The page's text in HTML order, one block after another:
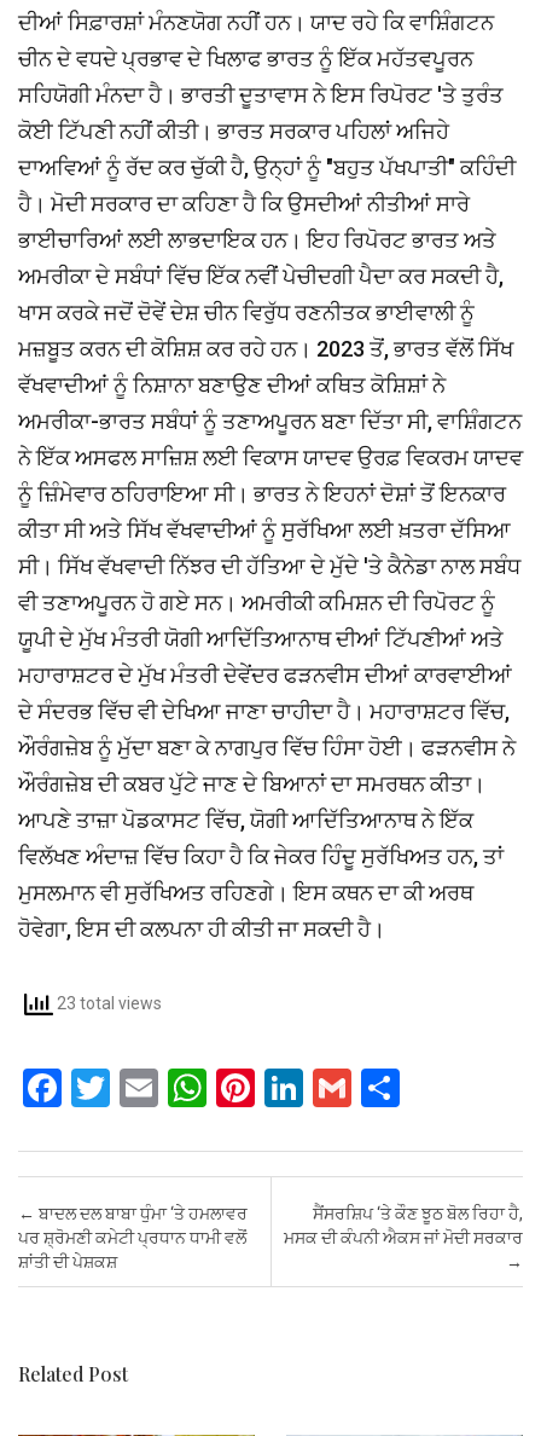
ਦੀਆਂ ਸਿਫ਼ਾਰਸ਼ਾਂ ਮੰਨਣਯੋਗ ਨਹੀਂ ਹਨ। ਯਾਦ ਰਹੇ ਕਿ ਵਾਸ਼ਿੰਗਟਨ
ਚੀਨ ਦੇ ਵਧਦੇ ਪ੍ਰਭਾਵ ਦੇ ਖਿਲਾਫ ਭਾਰਤ ਨੂੰ ਇੱਕ ਮਹੱਤਵਪੂਰਨ
ਸਹਿਯੋਗੀ ਮੰਨਦਾ ਹੈ। ਭਾਰਤੀ ਦੂਤਾਵਾਸ ਨੇ ਇਸ ਰਿਪੋਰਟ 'ਤੇ ਤੁਰੰਤ
ਕੋਈ ਟਿੱਪਣੀ ਨਹੀਂ ਕੀਤੀ। ਭਾਰਤ ਸਰਕਾਰ ਪਹਿਲਾਂ ਅਜਿਹੇ
ਦਾਅਵਿਆਂ ਨੂੰ ਰੱਦ ਕਰ ਚੁੱਕੀ ਹੈ, ਉਨ੍ਹਾਂ ਨੂੰ "ਬਹੁਤ ਪੱਖਪਾਤੀ" ਕਹਿੰਦੀ
ਹੈ। ਮੋਦੀ ਸਰਕਾਰ ਦਾ ਕਹਿਣਾ ਹੈ ਕਿ ਉਸਦੀਆਂ ਨੀਤੀਆਂ ਸਾਰੇ
ਭਾਈਚਾਰਿਆਂ ਲਈ ਲਾਭਦਾਇਕ ਹਨ। ਇਹ ਰਿਪੋਰਟ ਭਾਰਤ ਅਤੇ
ਅਮਰੀਕਾ ਦੇ ਸਬੰਧਾਂ ਵਿੱਚ ਇੱਕ ਨਵੀਂ ਪੇਚੀਦਗੀ ਪੈਦਾ ਕਰ ਸਕਦੀ ਹੈ,
ਖਾਸ ਕਰਕੇ ਜਦੋਂ ਦੋਵੇਂ ਦੇਸ਼ ਚੀਨ ਵਿਰੁੱਧ ਰਣਨੀਤਕ ਭਾਈਵਾਲੀ ਨੂੰ
ਮਜ਼ਬੂਤ ​​ਕਰਨ ਦੀ ਕੋਸ਼ਿਸ਼ ਕਰ ਰਹੇ ਹਨ। 2023 ਤੋਂ, ਭਾਰਤ ਵੱਲੋਂ ਸਿੱਖ
ਵੱਖਵਾਦੀਆਂ ਨੂੰ ਨਿਸ਼ਾਨਾ ਬਣਾਉਣ ਦੀਆਂ ਕਥਿਤ ਕੋਸ਼ਿਸ਼ਾਂ ਨੇ
ਅਮਰੀਕਾ-ਭਾਰਤ ਸਬੰਧਾਂ ਨੂੰ ਤਣਾਅਪੂਰਨ ਬਣਾ ਦਿੱਤਾ ਸੀ, ਵਾਸ਼ਿੰਗਟਨ
ਨੇ ਇੱਕ ਅਸਫਲ ਸਾਜ਼ਿਸ਼ ਲਈ ਵਿਕਾਸ ਯਾਦਵ ਉਰਫ਼ ਵਿਕਰਮ ਯਾਦਵ
ਨੂੰ ਜ਼ਿੰਮੇਵਾਰ ਠਹਿਰਾਇਆ ਸੀ। ਭਾਰਤ ਨੇ ਇਹਨਾਂ ਦੋਸ਼ਾਂ ਤੋਂ ਇਨਕਾਰ
ਕੀਤਾ ਸੀ ਅਤੇ ਸਿੱਖ ਵੱਖਵਾਦੀਆਂ ਨੂੰ ਸੁਰੱਖਿਆ ਲਈ ਖ਼ਤਰਾ ਦੱਸਿਆ
ਸੀ। ਸਿੱਖ ਵੱਖਵਾਦੀ ਨਿੱਝਰ ਦੀ ਹੱਤਿਆ ਦੇ ਮੁੱਦੇ 'ਤੇ ਕੈਨੇਡਾ ਨਾਲ ਸਬੰਧ
ਵੀ ਤਣਾਅਪੂਰਨ ਹੋ ਗਏ ਸਨ। ਅਮਰੀਕੀ ਕਮਿਸ਼ਨ ਦੀ ਰਿਪੋਰਟ ਨੂੰ
ਯੂਪੀ ਦੇ ਮੁੱਖ ਮੰਤਰੀ ਯੋਗੀ ਆਦਿੱਤਿਆਨਾਥ ਦੀਆਂ ਟਿੱਪਣੀਆਂ ਅਤੇ
ਮਹਾਰਾਸ਼ਟਰ ਦੇ ਮੁੱਖ ਮੰਤਰੀ ਦੇਵੇਂਦਰ ਫੜਨਵੀਸ ਦੀਆਂ ਕਾਰਵਾਈਆਂ
ਦੇ ਸੰਦਰਭ ਵਿੱਚ ਵੀ ਦੇਖਿਆ ਜਾਣਾ ਚਾਹੀਦਾ ਹੈ। ਮਹਾਰਾਸ਼ਟਰ ਵਿੱਚ,
ਔਰੰਗਜ਼ੇਬ ਨੂੰ ਮੁੱਦਾ ਬਣਾ ਕੇ ਨਾਗਪੁਰ ਵਿੱਚ ਹਿੰਸਾ ਹੋਈ। ਫੜਨਵੀਸ ਨੇ
ਔਰੰਗਜ਼ੇਬ ਦੀ ਕਬਰ ਪੁੱਟੇ ਜਾਣ ਦੇ ਬਿਆਨਾਂ ਦਾ ਸਮਰਥਨ ਕੀਤਾ।
ਆਪਣੇ ਤਾਜ਼ਾ ਪੋਡਕਾਸਟ ਵਿੱਚ, ਯੋਗੀ ਆਦਿੱਤਿਆਨਾਥ ਨੇ ਇੱਕ
ਵਿਲੱਖਣ ਅੰਦਾਜ਼ ਵਿੱਚ ਕਿਹਾ ਹੈ ਕਿ ਜੇਕਰ ਹਿੰਦੂ ਸੁਰੱਖਿਅਤ ਹਨ, ਤਾਂ
ਮੁਸਲਮਾਨ ਵੀ ਸੁਰੱਖਿਅਤ ਰਹਿਣਗੇ। ਇਸ ਕਥਨ ਦਾ ਕੀ ਅਰਥ
ਹੋਵੇਗਾ, ਇਸ ਦੀ ਕਲਪਨਾ ਹੀ ਕੀਤੀ ਜਾ ਸਕਦੀ ਹੈ।
23 total views
F
ce
b
o
o
T
tt
er
E
ail
W
at
s
A
p
Pi
er
Li
ke
dI
n
G
ail ar
e
Post navigation
← ਬਾਦਲ ਦਲ ਬਾਬਾ ਧੁੰਮਾ ‘ਤੇ ਹਮਲਾਵਰ
ਪਰ ਸ਼੍ਰੋਮਣੀ ਕਮੇਟੀ ਪ੍ਰਧਾਨ ਧਾਮੀ ਵਲੋਂ
ਸ਼ਾਂਤੀ ਦੀ ਪੇਸ਼ਕਸ਼
ਸੈਂਸਰਸ਼ਿਪ ‘ਤੇ ਕੌਣ ਝੂਠ ਬੋਲ ਰਿਹਾ ਹੈ,
ਮਸਕ ਦੀ ਕੰਪਨੀ ਐਕਸ ਜਾਂ ਮੋਦੀ ਸਰਕਾਰ
→
Related Post